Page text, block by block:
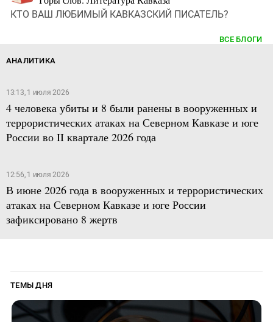
КТО ВАШ ЛЮБИМЫЙ КАВКАЗСКИЙ ПИСАТЕЛЬ?
ВСЕ БЛОГИ
АНАЛИТИКА
13:13, 1 июля 2026
4 человека убиты и 8 были ранены в вооруженных и
террористических атаках на Северном Кавказе и юге
России во II квартале 2026 года
12:56, 1 июля 2026
В июне 2026 года в вооруженных и террористических
атаках на Северном Кавказе и юге России
зафиксировано 8 жертв
ТЕМЫ ДНЯ